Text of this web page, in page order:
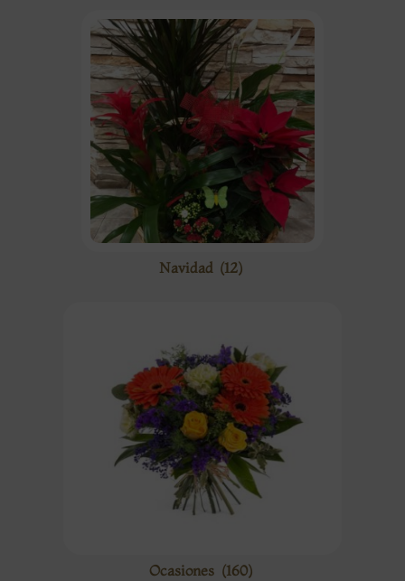
Navidad (12)
Ocasiones (160)